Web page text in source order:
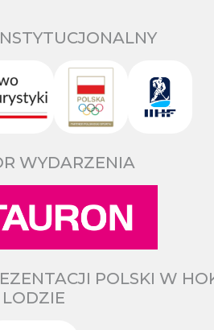
WYDARZENIA
POLSKI W
LODZIE